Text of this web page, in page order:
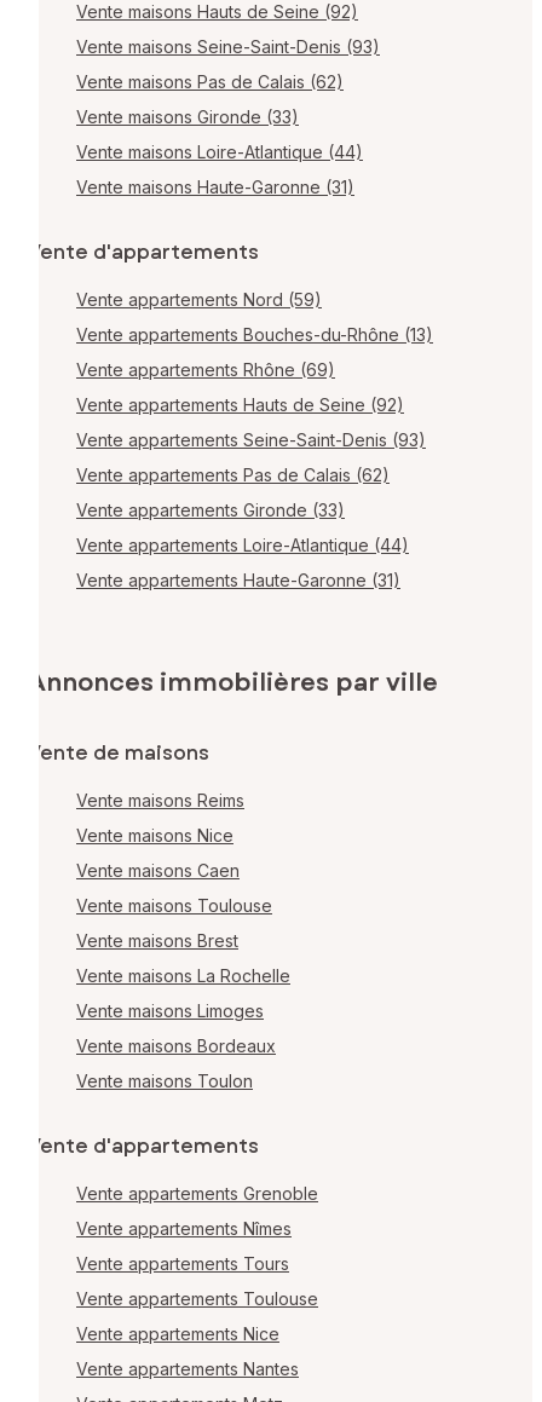
Vente maisons Hauts de Seine (92)
Vente maisons Seine-Saint-Denis (93)
Vente maisons Pas de Calais (62)
Vente maisons Gironde (33)
Vente maisons Loire-Atlantique (44)
Vente maisons Haute-Garonne (31)
Vente d'appartements
Vente appartements Nord (59)
Vente appartements Bouches-du-Rhône (13)
Vente appartements Rhône (69)
Vente appartements Hauts de Seine (92)
Vente appartements Seine-Saint-Denis (93)
Vente appartements Pas de Calais (62)
Vente appartements Gironde (33)
Vente appartements Loire-Atlantique (44)
Vente appartements Haute-Garonne (31)
Annonces immobilières par ville
Vente de maisons
Vente maisons Reims
Vente maisons Nice
Vente maisons Caen
Vente maisons Toulouse
Vente maisons Brest
Vente maisons La Rochelle
Vente maisons Limoges
Vente maisons Bordeaux
Vente maisons Toulon
Vente d'appartements
Vente appartements Grenoble
Vente appartements Nîmes
Vente appartements Tours
Vente appartements Toulouse
Vente appartements Nice
Vente appartements Nantes